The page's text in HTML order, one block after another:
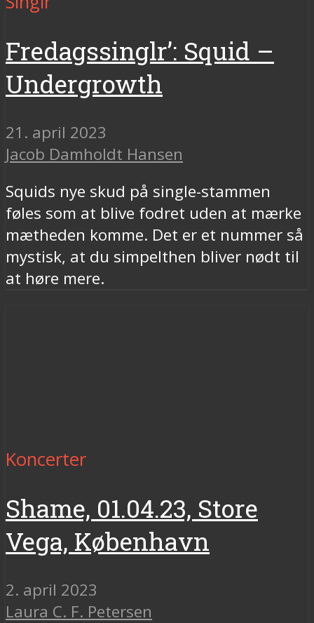
Fredagssinglr’: Squid –
Undergrowth
21. april 2023
Jacob Damholdt Hansen
Squids nye skud på single-stammen
føles som at blive fodret uden at mærke
mætheden komme. Det er et nummer så
mystisk, at du simpelthen bliver nødt til
at høre mere.
Koncerter
Shame, 01.04.23, Store
Vega, København
2. april 2023
Laura C. F. Petersen